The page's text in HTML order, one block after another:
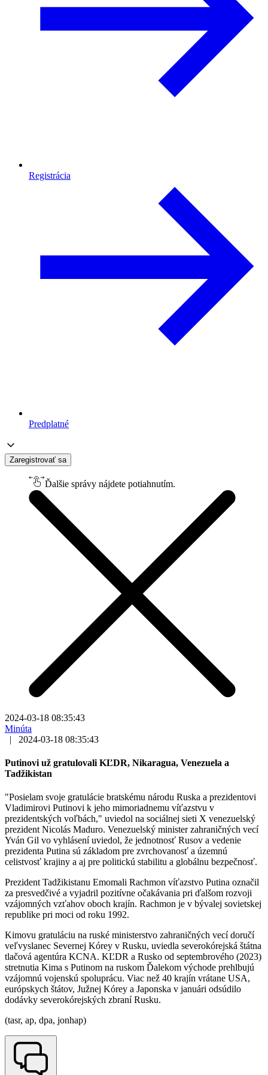
Registrácia
Predplatné
Zaregistrovať sa
Ďalšie správy nájdete potiahnutím.
2024-03-18 08:35:43
Minúta
|
2024-03-18 08:35:43
Putinovi už gratulovali KĽDR, Nikaragua, Venezuela a
Tadžikistan
"Posielam svoje gratulácie bratskému národu Ruska a prezidentovi
Vladimirovi Putinovi k jeho mimoriadnemu víťazstvu v
prezidentských voľbách," uviedol na sociálnej sieti X venezuelský
prezident Nicolás Maduro. Venezuelský minister zahraničných vecí
Yván Gil vo vyhlásení uviedol, že jednotnosť Rusov a vedenie
prezidenta Putina sú základom pre zvrchovanosť a územnú
celistvosť krajiny a aj pre politickú stabilitu a globálnu bezpečnosť.
Prezident Tadžikistanu Emomali Rachmon víťazstvo Putina označil
za presvedčivé a vyjadril pozitívne očakávania pri ďalšom rozvoji
vzájomných vzťahov oboch krajín. Rachmon je v bývalej sovietskej
republike pri moci od roku 1992.
Kimovu gratuláciu na ruské ministerstvo zahraničných vecí doručí
veľvyslanec Severnej Kórey v Rusku, uviedla severokórejská štátna
tlačová agentúra KCNA. KĽDR a Rusko od septembrového (2023)
stretnutia Kima s Putinom na ruskom Ďalekom východe prehlbujú
vzájomnú vojenskú spoluprácu. Viac než 40 krajín vrátane USA,
európskych štátov, Južnej Kórey a Japonska v januári odsúdilo
dodávky severokórejských zbraní Rusku.
(tasr, ap, dpa, jonhap)